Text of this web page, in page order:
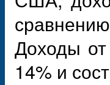
Доходы
14% и